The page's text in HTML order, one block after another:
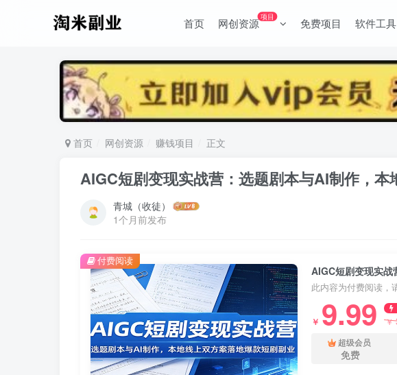
首页 网创资源项目 免费项目 软件工具
首页 网创资源 赚钱项目 正文
AIGC短剧变现实战营：选题剧本与AI制作，
青城（收徒）
1个月前发布
此内容为付费阅读，
￥ 9.99 ￥
超级会员
免费
付费阅读